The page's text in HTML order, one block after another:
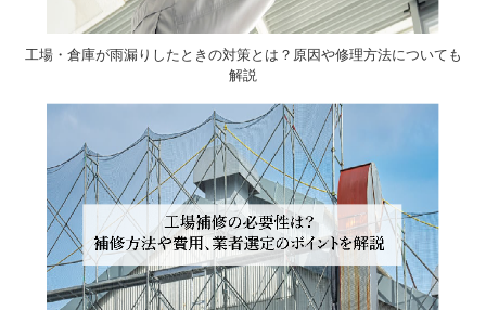
工場・倉庫が雨漏りしたときの対策とは？原因や修理方法についても
解説